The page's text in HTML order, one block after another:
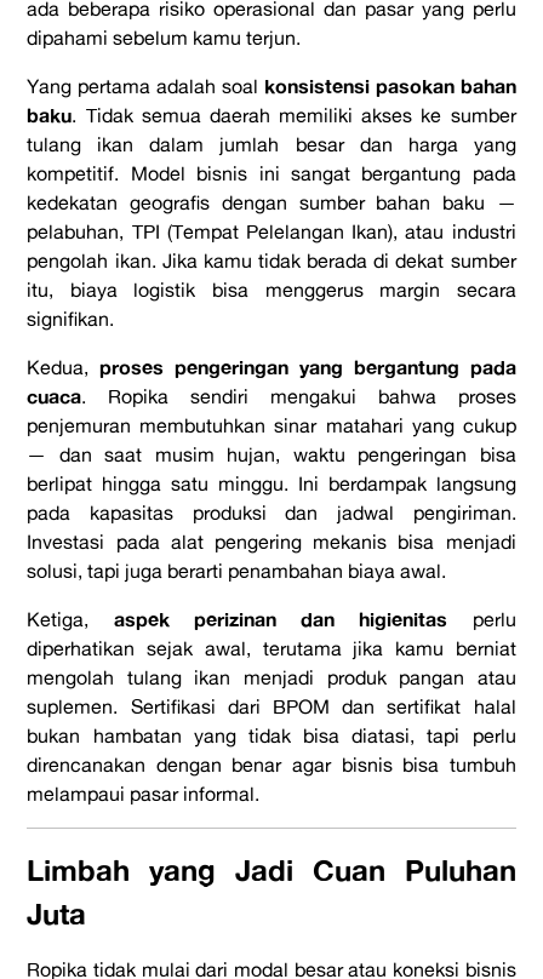
ada beberapa risiko operasional dan pasar yang perlu
dipahami sebelum kamu terjun.
Yang pertama adalah soal konsistensi pasokan bahan
baku. Tidak semua daerah memiliki akses ke sumber
tulang ikan dalam jumlah besar dan harga yang
kompetitif. Model bisnis ini sangat bergantung pada
kedekatan geografis dengan sumber bahan baku —
pelabuhan, TPI (Tempat Pelelangan Ikan), atau industri
pengolah ikan. Jika kamu tidak berada di dekat sumber
itu, biaya logistik bisa menggerus margin secara
signifikan.
Kedua,proses pengeringan yang bergantung pada
cuaca. Ropika sendiri mengakui bahwa proses
penjemuran membutuhkan sinar matahari yang cukup
— dan saat musim hujan, waktu pengeringan bisa
berlipat hingga satu minggu. Ini berdampak langsung
pada kapasitas produksi dan jadwal pengiriman.
Investasi pada alat pengering mekanis bisa menjadi
solusi, tapi juga berarti penambahan biaya awal.
Ketiga, aspek perizinan dan higienitas perlu
diperhatikan sejak awal, terutama jika kamu berniat
mengolah tulang ikan menjadi produk pangan atau
suplemen. Sertifikasi dari BPOM dan sertifikat halal
bukan hambatan yang tidak bisa diatasi, tapi perlu
direncanakan dengan benar agar bisnis bisa tumbuh
melampaui pasar informal.
Limbah yang Jadi Cuan Puluhan
Juta
Ropika tidak mulai dari modal besar atau koneksi bisnis